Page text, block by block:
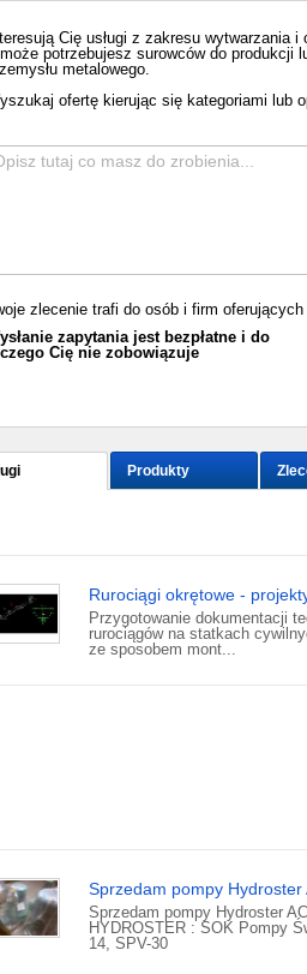
Cię usługi z zakresu
potrzebujesz surowców do produkcji
metalowego.
ofertę kierując się kategoriami lub
zlecenie trafi do osób i firm
zapytania jest bezpłatne i do
Cię nie zobowiązuje
Produkty
Rurociągi okrętowe -
Przygotowanie dokumentacji
rurociągów na statkach
ze sposobem mont...
Sprzedam pompy Hydroster
Sprzedam pompy Hydroster
HYDROSTER : SOK Pompy
14, SPV-30